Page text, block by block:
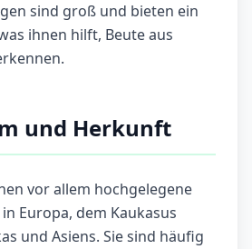
sind groß und bieten ein
ihnen hilft, Beute aus
und Herkunft
vor allem hochgelegene
Europa, dem Kaukasus
und Asiens. Sie sind häufig